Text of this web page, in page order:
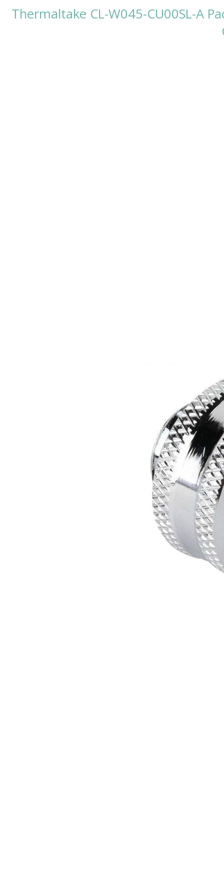
Thermaltake CL-W045-CU00SL-A